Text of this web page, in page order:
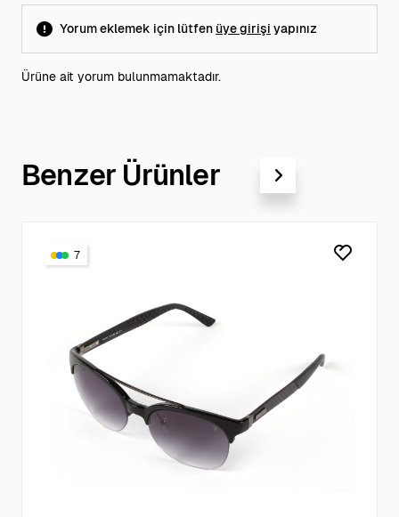
Yorum eklemek için lütfen üye girişi yapınız
Ürüne ait yorum bulunmamaktadır.
Benzer Ürünler
7